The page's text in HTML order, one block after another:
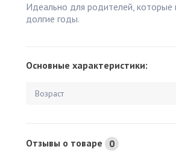
Идеально для родителей, которые
долгие годы.
Основные характеристики:
Возраст
Отзывы о товаре 0